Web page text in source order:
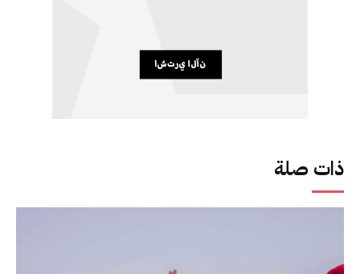
ذات صلة